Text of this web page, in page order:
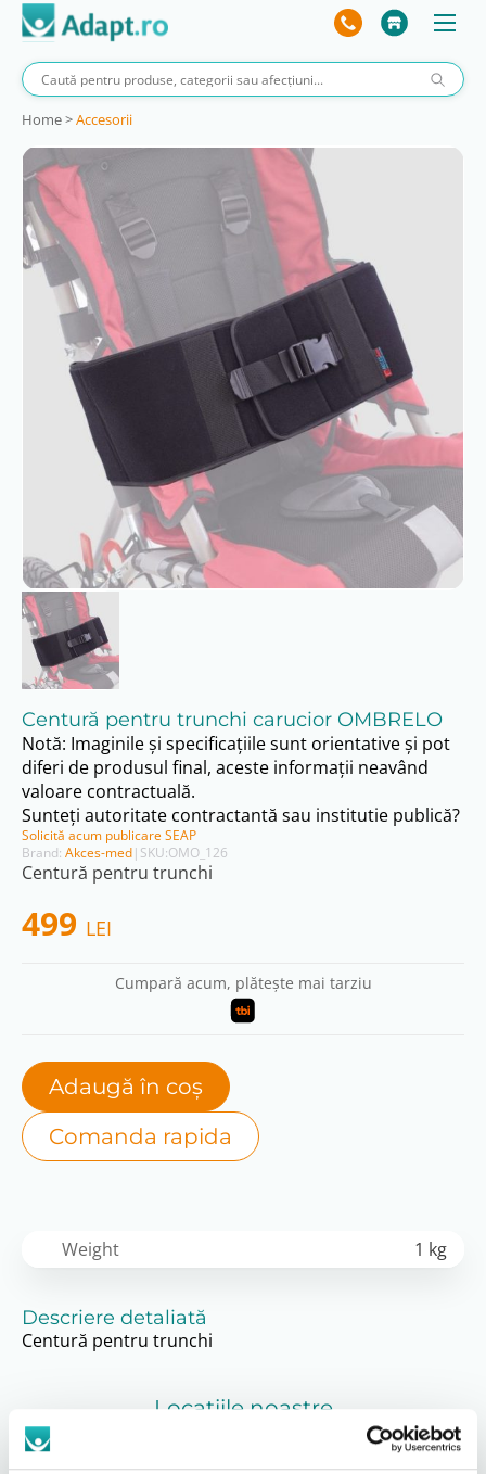
Home>Accesorii
Brand: Akces-med| SKU:OMO_126
Centură pentru trunchi carucior OMBRELO
Centură pentru trunchi
499 LEI
Cumpară acum, plătește mai tarziu
Adaugă în coș
Comanda rapida
Notă: Imaginile și specificațiile sunt orientative și pot
diferi de produsul final, aceste informații neavând
valoare contractuală.
Sunteți autoritate contractantă sau institutie publică?
Solicită acum publicare SEAP
Descriere detaliată
Weight 1 kg
Centură pentru trunchi
Locațiile noastre